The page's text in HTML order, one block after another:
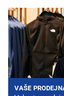
VAŠE